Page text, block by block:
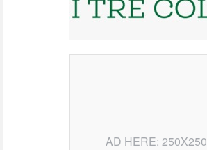
AD HERE: 250X250